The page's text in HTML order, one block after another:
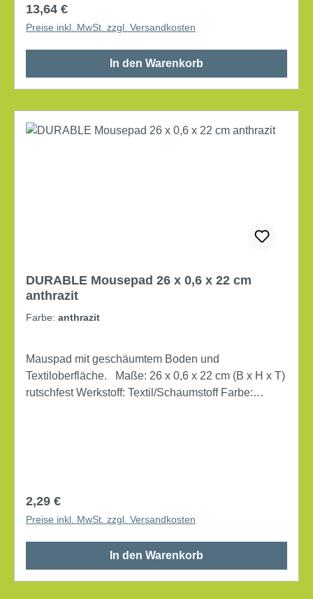
Regulärer Preis:
13,64 €
Preise inkl. MwSt. zzgl. Versandkosten
In den Warenkorb
DURABLE Mousepad 26 x 0,6 x 22 cm
anthrazit
Farbe: anthrazit
Mauspad mit geschäumtem Boden und
Textiloberfläche. Maße: 26 x 0,6 x 22 cm (B x H x T)
rutschfest Werkstoff: Textil/Schaumstoff Farbe:
Regulärer Preis:
2,29 €
Preise inkl. MwSt. zzgl. Versandkosten
In den Warenkorb